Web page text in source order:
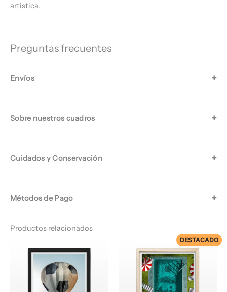
artística.
Preguntas frecuentes
Envíos
Sobre nuestros cuadros
Cuidados y Conservación
Métodos de Pago
Productos relacionados
de
DESTACADO
Rango
de